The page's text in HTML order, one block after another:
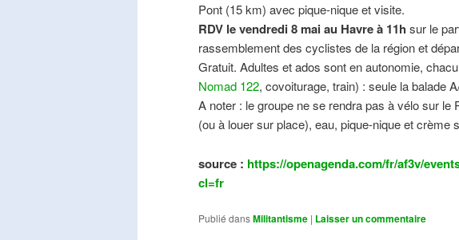
Pont (15 km) avec pique-nique et visite.
RDV le vendredi 8 mai au Havre à 11h sur le
rassemblement des cyclistes de la région et
Gratuit. Adultes et ados sont en autonomie,
Nomad 122, covoiturage, train) : seule la balade
A noter : le groupe ne se rendra pas à vélo sur
(ou à louer sur place), eau, pique-nique et crème
source : https://openagenda.com/fr/af3v/
cl=fr
Publié dansMilitantisme | Laisser un commentaire